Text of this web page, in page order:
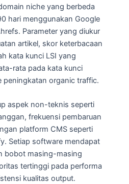
niche yang berbeda
hari menggunakan Google
Parameter yang diukur
artikel, skor keterbacaan
kata kunci LSI yang
rata pada kata kunci
peningkatan organic traffic.
aspek non-teknis seperti
frekuensi pembaruan
platform CMS seperti
Setiap software mendapat
bobot masing-masing
tertinggi pada performa
kualitas output.